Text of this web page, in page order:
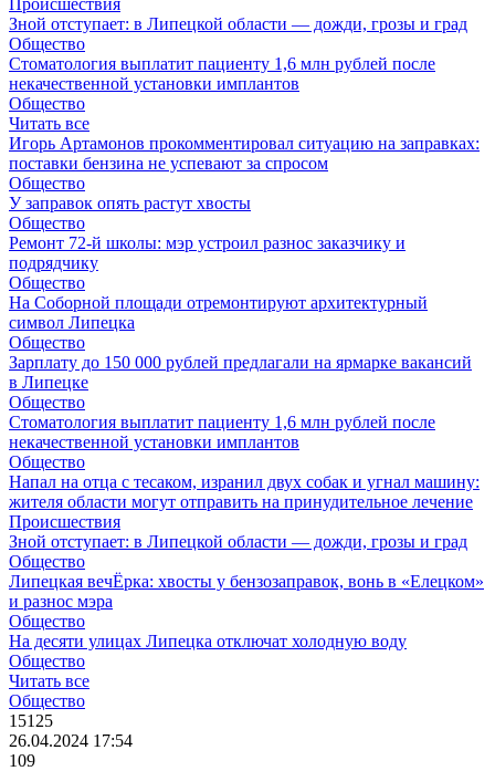
Происшествия
Зной отступает: в Липецкой области — дожди, грозы и град
Общество
Стоматология выплатит пациенту 1,6 млн рублей после
некачественной установки имплантов
Общество
Читать все
Игорь Артамонов прокомментировал ситуацию на заправках:
поставки бензина не успевают за спросом
Общество
У заправок опять растут хвосты
Общество
Ремонт 72‑й школы: мэр устроил разнос заказчику и
подрядчику
Общество
На Соборной площади отремонтируют архитектурный
символ Липецка
Общество
Зарплату до 150 000 рублей предлагали на ярмарке вакансий
в Липецке
Общество
Стоматология выплатит пациенту 1,6 млн рублей после
некачественной установки имплантов
Общество
Напал на отца с тесаком, изранил двух собак и угнал машину:
жителя области могут отправить на принудительное лечение
Происшествия
Зной отступает: в Липецкой области — дожди, грозы и град
Общество
Липецкая вечЁрка: хвосты у бензозаправок, вонь в «Елецком»
и разнос мэра
Общество
На десяти улицах Липецка отключат холодную воду
Общество
Читать все
Общество
15125
26.04.2024 17:54
109